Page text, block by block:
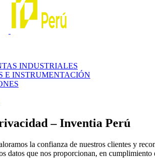
INDUSTRIALES
E INSTRUMENTACIÓN
– Inventia Perú
la confianza de nuestros clientes y
datos que nos proporcionan, en